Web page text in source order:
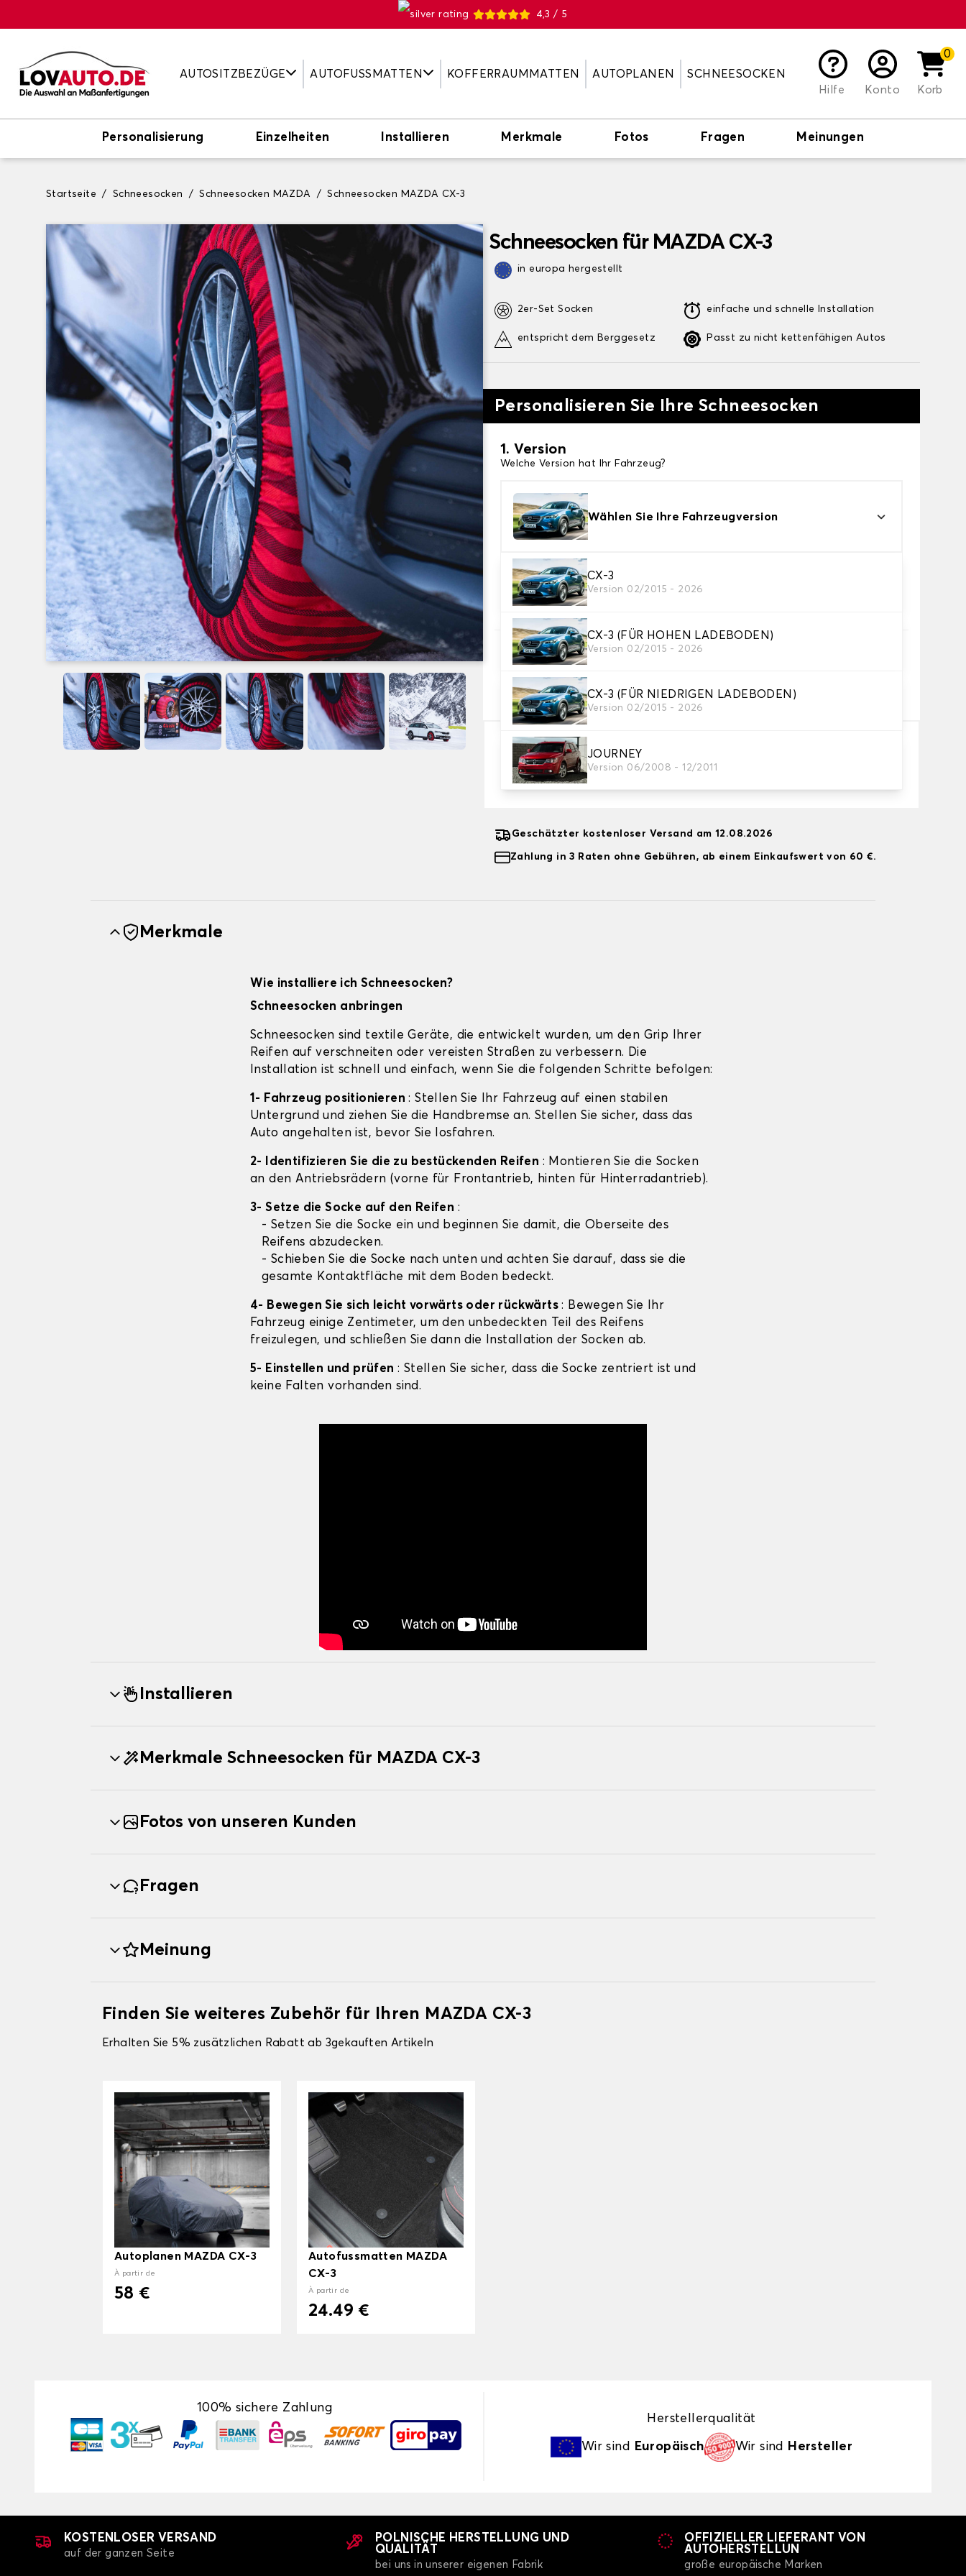
4,3 / 5
AUTOSITZBEZÜGE AUTOFUSSMATTEN KOFFERRAUMMATTEN AUTOPLANEN
SCHNEESOCKEN
Hilfe
Konto
0
Korb
Personalisierung Einzelheiten Installieren Merkmale Fotos Fragen Meinungen
Startseite Schneesocken Schneesocken MAZDA Schneesocken MAZDA CX-3
Schneesocken für MAZDA CX-3
in europa hergestellt
2er-Set Socken
entspricht dem Berggesetz
einfache und schnelle Installation
Passt zu nicht kettenfähigen Autos
Personalisieren Sie Ihre Schneesocken
1. Version
Welche Version hat Ihr Fahrzeug?
Wählen Sie Ihre Fahrzeugversion
CX-3
Version 02/2015 - 2026
CX-3 (FÜR HOHEN LADEBODEN)
Version 02/2015 - 2026
CX-3 (FÜR NIEDRIGEN LADEBODEN)
Version 02/2015 - 2026
JOURNEY
Version 06/2008 - 12/2011
2. Finishing Schneesocke
Wählen Sie die passenden Schneesocken für Ihre Bedürfnisse.
3. Dimensionen
Geben Sie Ihre Reifengröße ein
Wo finde ich meine Reifengröße?
63,99 €
-20% 79,99 €
Geschätzter kostenloser Versand am 12.08.2026
Zahlung in 3 Raten ohne Gebühren, ab einem Einkaufswert von 60 €.
Merkmale
Wie installiere ich Schneesocken?
Schneesocken anbringen
Schneesocken sind textile Geräte, die entwickelt wurden, um den Grip Ihrer
Reifen auf verschneiten oder vereisten Straßen zu verbessern. Die
Installation ist schnell und einfach, wenn Sie die folgenden Schritte befolgen:
1- Fahrzeug positionieren: Stellen Sie Ihr Fahrzeug auf einen stabilen
Untergrund und ziehen Sie die Handbremse an. Stellen Sie sicher, dass das
Auto angehalten ist, bevor Sie losfahren.
2- Identifizieren Sie die zu bestückenden Reifen : Montieren Sie die Socken
an den Antriebsrädern (vorne für Frontantrieb, hinten für Hinterradantrieb).
3- Setze die Socke auf den Reifen :
- Setzen Sie die Socke ein und beginnen Sie damit, die Oberseite des
Reifens abzudecken.
- Schieben Sie die Socke nach unten und achten Sie darauf, dass sie die
gesamte Kontaktfläche mit dem Boden bedeckt.
4- Bewegen Sie sich leicht vorwärts oder rückwärts: Bewegen Sie Ihr
Fahrzeug einige Zentimeter, um den unbedeckten Teil des Reifens
freizulegen, und schließen Sie dann die Installation der Socken ab.
5- Einstellen und prüfen : Stellen Sie sicher, dass die Socke zentriert ist und
keine Falten vorhanden sind.
Installieren
Merkmale Schneesocken für MAZDA CX-3
Fotos von unseren Kunden
Fragen
Meinung
Finden Sie weiteres Zubehör für Ihren MAZDA CX-3
Erhalten Sie 5% zusätzlichen Rabatt ab 3gekauften Artikeln
Autoplanen MAZDA CX-3
À partir de
58 €
Autofussmatten MAZDA
CX-3
À partir de
24.49 €
100% sichere Zahlung
Herstellerqualität
Wir sind Europäisch Wir sind Hersteller
KOSTENLOSER VERSAND
auf der ganzen Seite
POLNISCHE HERSTELLUNG UND
QUALITÄT
bei uns in unserer eigenen Fabrik
OFFIZIELLER LIEFERANT VON
AUTOHERSTELLUN
große europäische Marken